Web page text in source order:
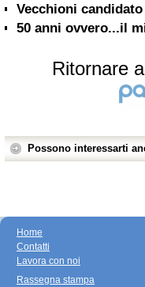
Vecchioni
50 anni ovvero...il
Ritornare
Possono interessarti
Home
Contatti
Lavora con noi
Rassegna stampa